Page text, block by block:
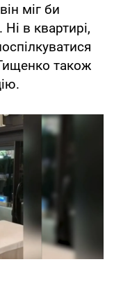
міг би
в квартирі,
також